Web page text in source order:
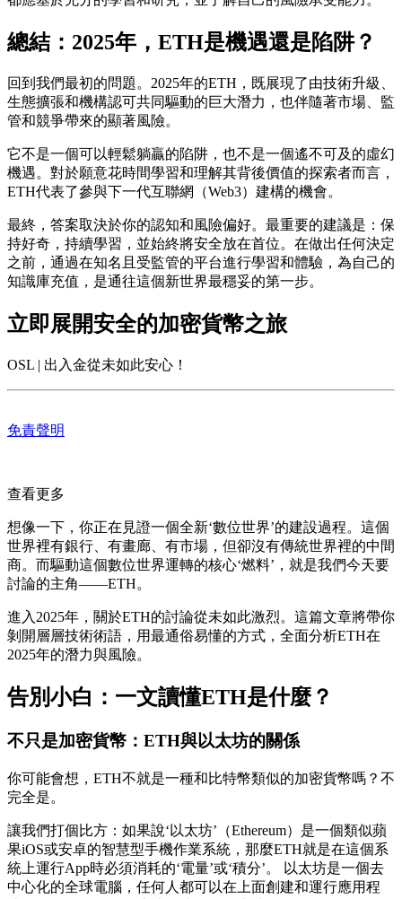
總結：2025年，ETH是機遇還是陷阱？
回到我們最初的問題。2025年的ETH，既展現了由技術升級、
生態擴張和機構認可共同驅動的巨大潛力，也伴隨著市場、監
管和競爭帶來的顯著風險。
它不是一個可以輕鬆躺贏的陷阱，也不是一個遙不可及的虛幻
機遇。對於願意花時間學習和理解其背後價值的探索者而言，
ETH代表了參與下一代互聯網（Web3）建構的機會。
最終，答案取決於你的認知和風險偏好。最重要的建議是：保
持好奇，持續學習，並始終將安全放在首位。在做出任何決定
之前，通過在知名且受監管的平台進行學習和體驗，為自己的
知識庫充值，是通往這個新世界最穩妥的第一步。
立即展開安全的加密貨幣之旅
OSL | 出入金從未如此安心！
免責聲明
查看更多
想像一下，你正在見證一個全新‘數位世界’的建設過程。這個
世界裡有銀行、有畫廊、有市場，但卻沒有傳統世界裡的中間
商。而驅動這個數位世界運轉的核心‘燃料’，就是我們今天要
討論的主角——ETH。
進入2025年，關於ETH的討論從未如此激烈。這篇文章將帶你
剝開層層技術術語，用最通俗易懂的方式，全面分析ETH在
2025年的潛力與風險。
告別小白：一文讀懂ETH是什麼？
不只是加密貨幣：ETH與以太坊的關係
你可能會想，ETH不就是一種和比特幣類似的加密貨幣嗎？不
完全是。
讓我們打個比方：如果說‘以太坊’（Ethereum）是一個類似蘋
果iOS或安卓的智慧型手機作業系統，那麼ETH就是在這個系
統上運行App時必須消耗的‘電量’或‘積分’。 以太坊是一個去
中心化的全球電腦，任何人都可以在上面創建和運行應用程